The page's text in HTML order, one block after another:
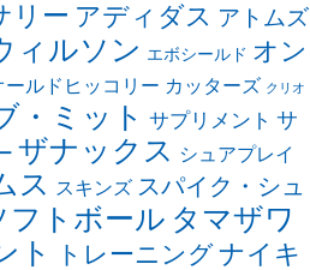
リー アディダス アトムズ
ィルソン エボシールド オン
ールドヒッコリー カッターズ クリオ
・ミット サプリメント サ
ザナックス シュアプレイ
ス スキンズ スパイク・シュ
フトボール タマザワ
ト
トレーニングナイキ